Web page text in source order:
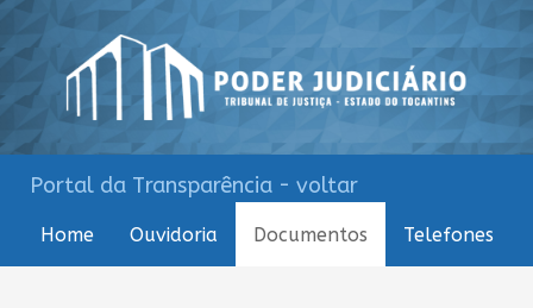
Portal da Transparência - voltar
Home Ouvidoria Documentos Telefones